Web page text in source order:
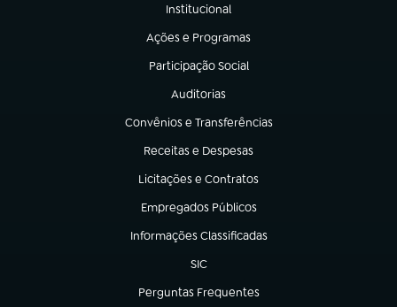
Institucional
(abre em nova aba)
Ações e Programas
(abre em nova aba)
Participação Social
(abre em nova aba)
Auditorias
(abre em nova aba)
Convênios e Transferências
(abre em nova aba)
Receitas e Despesas
(abre em nova aba)
Licitações e Contratos
(abre em nova aba)
Empregados Públicos
(abre em nova aba)
Informações Classificadas
(abre em nova aba)
SIC
(abre em nova aba)
Perguntas Frequentes
(abre em nova aba)